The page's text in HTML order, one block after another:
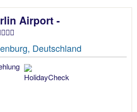
Airport -
Deutschland